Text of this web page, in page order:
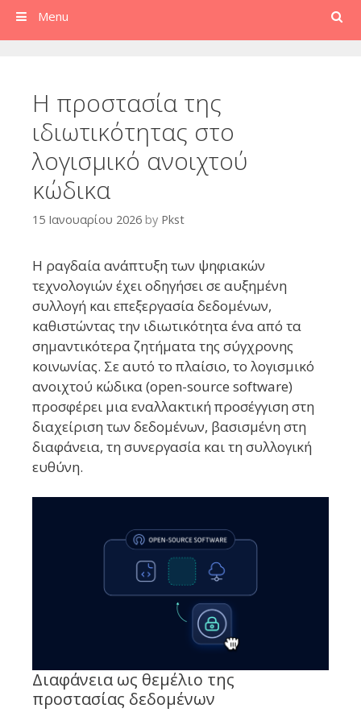
Search
Menu
Η προστασία της
ιδιωτικότητας στο
λογισμικό ανοιχτού
κώδικα
15 Ιανουαρίου 2026 by Pkst
Η ραγδαία ανάπτυξη των ψηφιακών
τεχνολογιών έχει οδηγήσει σε αυξημένη
συλλογή και επεξεργασία δεδομένων,
καθιστώντας την ιδιωτικότητα ένα από τα
σημαντικότερα ζητήματα της σύγχρονης
κοινωνίας. Σε αυτό το πλαίσιο, το λογισμικό
ανοιχτού κώδικα (open-source software)
προσφέρει μια εναλλακτική προσέγγιση στη
διαχείριση των δεδομένων, βασισμένη στη
διαφάνεια, τη συνεργασία και τη συλλογική
ευθύνη.
Διαφάνεια ως θεμέλιο της
προστασίας δεδομένων